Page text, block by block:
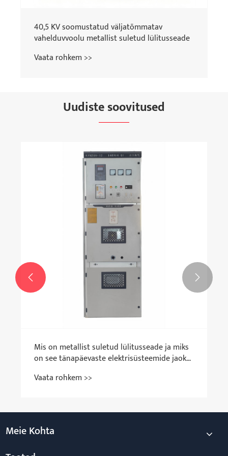
40,5 KV soomustatud väljatõmmatav
vahelduvvoolu metallist suletud lülitusseade
Vaata rohkem >>
Uudiste soovitused
Mis on metallist suletud lülitusseade ja miks
on see tänapäevaste elektrisüsteemide jaoks
Vaata rohkem >>
 
Meie Kohta